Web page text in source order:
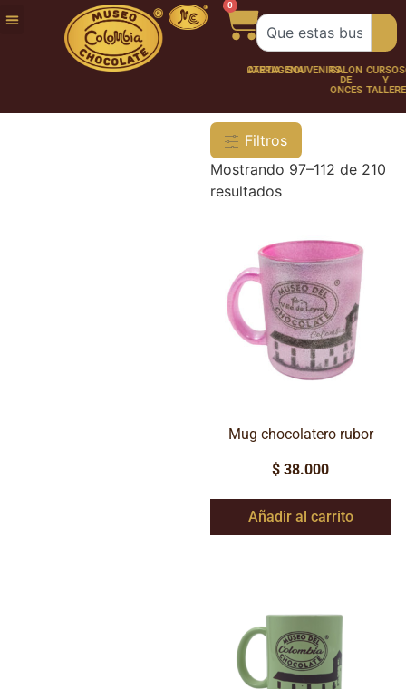
0
FUNDACIÓNNUESTRATRABAJA
CHOCOLATERÍA
CARTAGENASOUVENIRSSALÓN
DE
ONCES
CURSOS
Y
Filtros
Mostrando 97–112 de 210
resultados
Mug chocolatero rubor
$ 38.000
Añadir al carrito